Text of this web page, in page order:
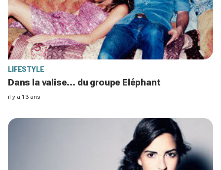
LIFESTYLE
Dans la valise... du groupe Eléphant
il y a 13 ans